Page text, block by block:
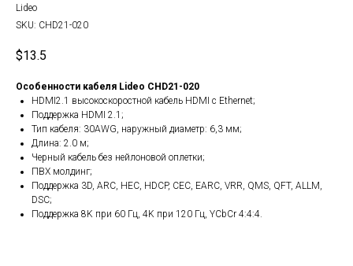
Lideo
SKU: CHD21-020
$13.5
Особенности кабеля Lideo CHD21-020
HDMI2.1 высокоскоростной кабель HDMI с Ethernet;
Поддержка HDMI 2.1;
Тип кабеля: 30AWG, наружный диаметр: 6,3 мм;
Длина: 2.0 м;
Черный кабель без нейлоновой оплетки;
ПВХ молдинг;
Поддержка 3D, ARC, HEC, HDCP, CEC, EARC, VRR, QMS, QFT, ALLM,
DSC;
Поддержка 8K при 60 Гц, 4K при 120 Гц, YCbCr 4:4:4.